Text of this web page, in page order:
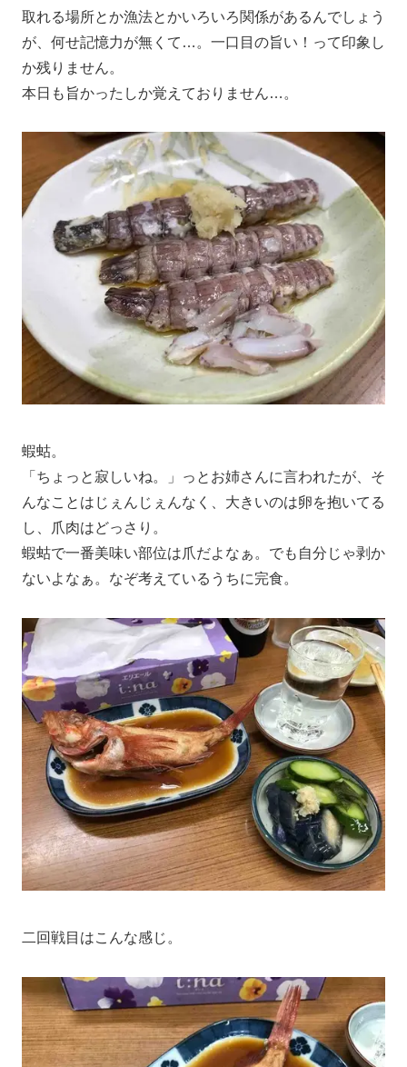
取れる場所とか漁法とかいろいろ関係があるんでしょう
が、何せ記憶力が無くて…。一口目の旨い！って印象し
か残りません。
本日も旨かったしか覚えておりません…。
蝦蛄。
「ちょっと寂しいね。」っとお姉さんに言われたが、そ
んなことはじぇんじぇんなく、大きいのは卵を抱いてる
し、爪肉はどっさり。
蝦蛄で一番美味い部位は爪だよなぁ。でも自分じゃ剥か
ないよなぁ。なぞ考えているうちに完食。
二回戦目はこんな感じ。